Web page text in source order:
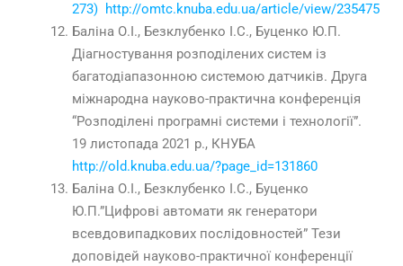
273) http://omtc.knuba.edu.ua/article/view/235475
Баліна О.І., Безклубенко І.С., Буценко Ю.П.
Діагностування розподілених систем із
багатодіапазонною системою датчиків. Друга
міжнародна науково-практична конференція
“Розподілені програмні системи і технології”.
19 листопада 2021 р., КНУБА
http://old.knuba.edu.ua/?page_id=131860
Баліна О.І., Безклубенко І.С., Буценко
Ю.П.”Цифрові автомати як генератори
всевдовипадкових послідовностей” Тези
доповідей науково-практичної конференції